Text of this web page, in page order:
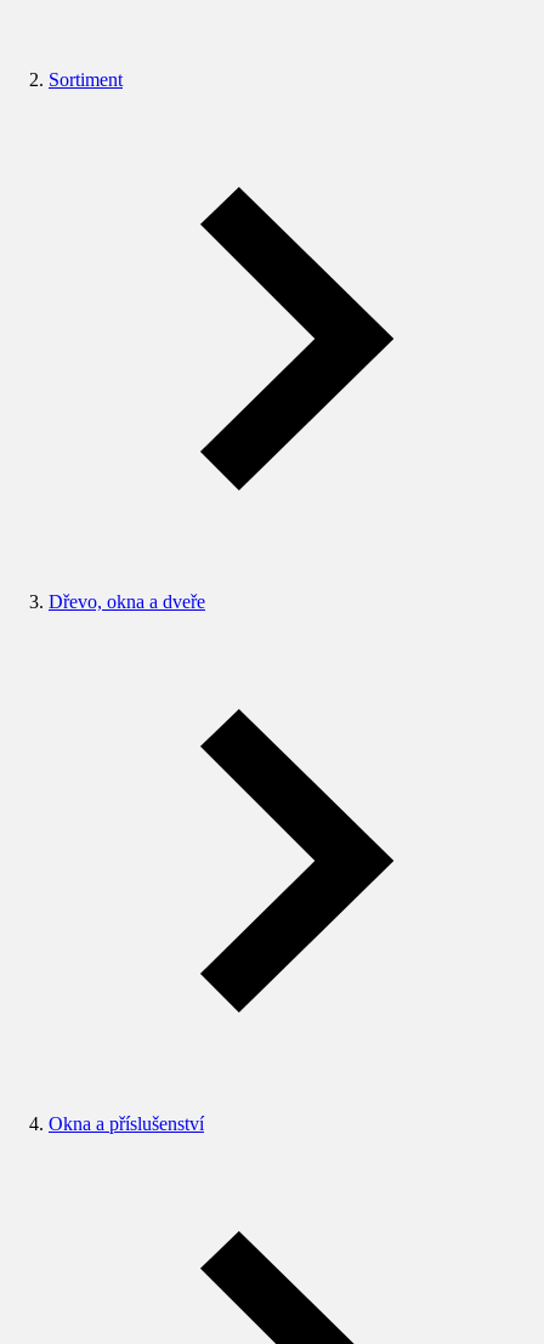
Sortiment
Dřevo, okna a dveře
Okna a příslušenství